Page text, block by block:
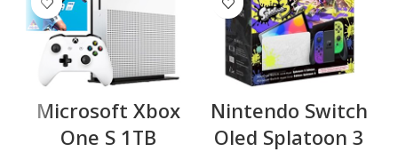
Nintendo Switch
Oled Splatoon 3
Microsoft Xbox
One S 1TB